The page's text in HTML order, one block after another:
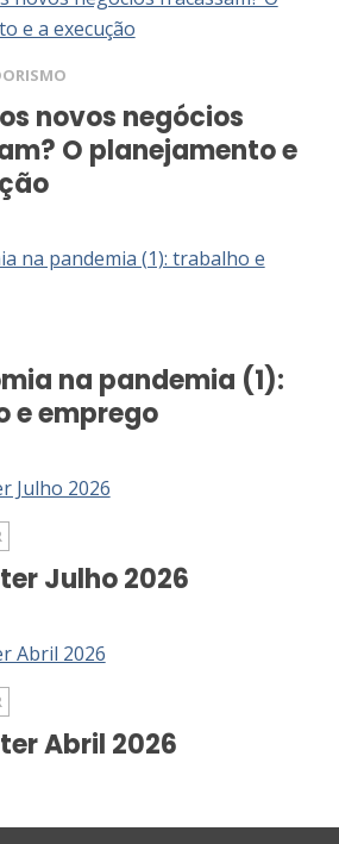
novos negócios
O planejamento e
na pandemia (1):
e emprego
Julho 2026
Abril 2026